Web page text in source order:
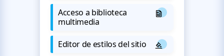
Acceso a biblioteca
multimedia
Editor de estilos del sitio